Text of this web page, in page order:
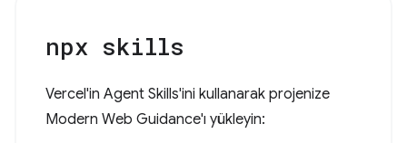
npx skills
Vercel'in Agent Skills'ini kullanarak projenize
Modern Web Guidance'ı yükleyin: